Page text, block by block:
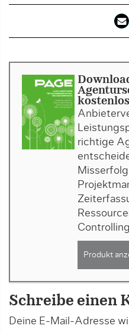
kostenlos
richtige
Produkt
Schreibe einen
Deine E-Mail-Adresse